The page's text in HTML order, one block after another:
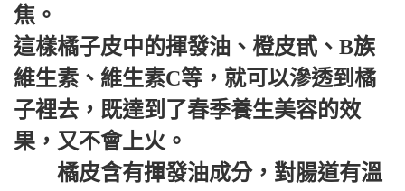
焦。
這樣橘子皮中的揮發油、橙皮甙、B族
維生素、維生素C等，就可以滲透到橘
子裡去，既達到了春季養生美容的效
果，又不會上火。
橘皮含有揮發油成分，對腸道有溫